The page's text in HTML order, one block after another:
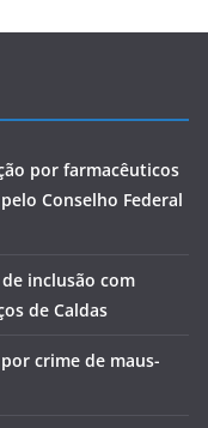
por farmacêuticos
Conselho Federal
inclusão com
de Caldas
crime de maus-